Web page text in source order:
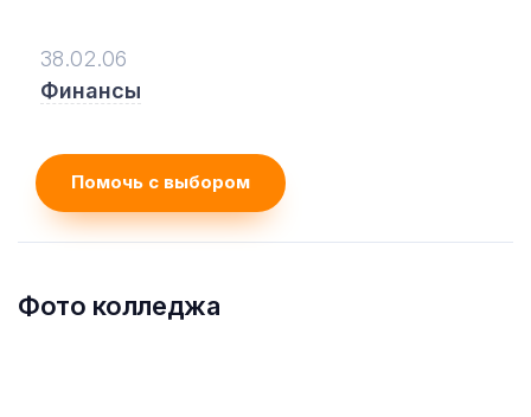
38.02.06
Финансы
Помочь с выбором
Фото колледжа